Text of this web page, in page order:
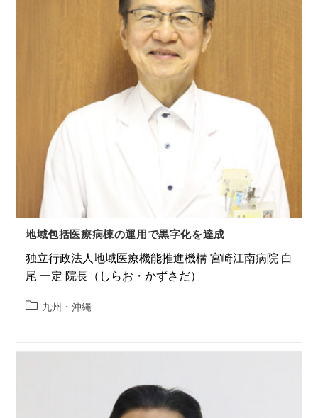
地域包括医療病棟の運用で黒字化を達成
独立行政法人地域医療機能推進機構 宮崎江南病院 白
尾 一定 院長（しらお・かずさだ）
九州・沖縄